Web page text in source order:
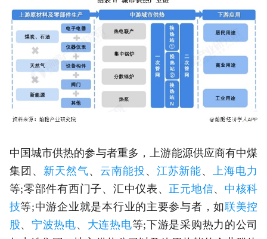
中国城市供热的参与者重多，上游能源供应商有中煤
集团、 新天然气、 云南能投 、 江苏新能、上海电力
等;零部件有西门子、汇中仪表、 正元地信、 中核科
技等;中游企业就是本行业的主要参与者，如联美控
股、宁波热电、 大连热电等;下游是采购热力的公司